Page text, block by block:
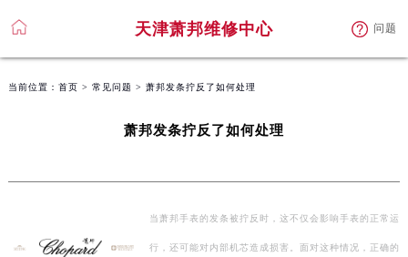
天津萧邦维修中心 问题
当前位置： 首页 > 常见问题 > 萧邦发条拧反了如何处理
萧邦发条拧反了如何处理
当萧邦手表的发条被拧反时，这不仅会影响手表的正常运
行，还可能对内部机芯造成损害。面对这种情况，正确的